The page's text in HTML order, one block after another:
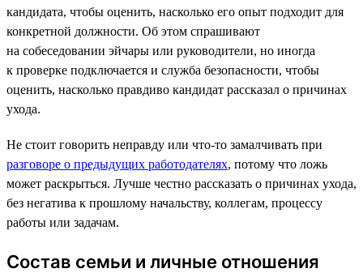
кандидата, чтобы оценить, насколько его опыт подходит для
конкретной должности. Об этом спрашивают
на собеседовании эйчары или руководители, но иногда
к проверке подключается и служба безопасности, чтобы
оценить, насколько правдиво кандидат рассказал о причинах
ухода.
Не стоит говорить неправду или что-то замалчивать при
разговоре о предыдущих работодателях, потому что ложь
может раскрыться. Лучше честно рассказать о причинах ухода,
без негатива к прошлому начальству, коллегам, процессу
работы или задачам.
Состав семьи и личные отношения